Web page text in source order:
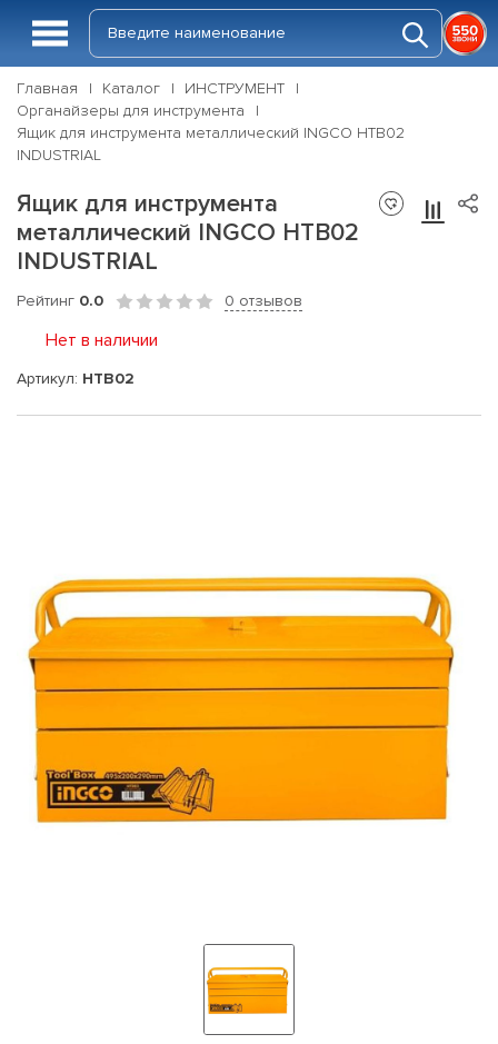
Главная Каталог
ИНСТРУМЕНТ
Органайзеры для инструмента
Ящик для инструмента металлический INGCO HTB02
INDUSTRIAL
Ящик для инструмента
металлический INGCO HTB02
INDUSTRIAL
Рейтинг 0.0 0 отзывов
Нет в наличии
Артикул: HTB02